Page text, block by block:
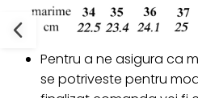
Pentru a ne asigura ca
se potriveste pentru